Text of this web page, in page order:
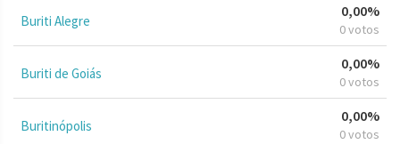
Buriti Alegre
0,00%
0 votos
Buriti de Goiás
0,00%
0 votos
Buritinópolis
0,00%
0 votos